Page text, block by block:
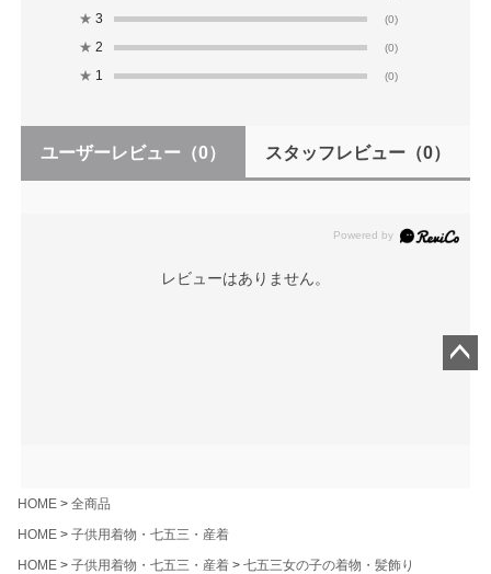
★ 3 (0)
★ 2 (0)
★ 1 (0)
ユーザーレビュー （0） スタッフレビュー（0）
レビューはありません。
HOME
全商品
HOME
子供用着物・七五三・産着
HOME
子供用着物・七五三・産着
七五三女の子の着物・髪飾り